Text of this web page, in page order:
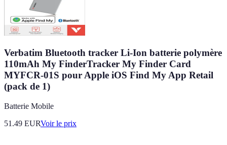
Verbatim Bluetooth tracker Li-Ion batterie polymère
110mAh My FinderTracker My Finder Card
MYFCR-01S pour Apple iOS Find My App Retail
(pack de 1)
Batterie Mobile
51.49 EURVoir le prix